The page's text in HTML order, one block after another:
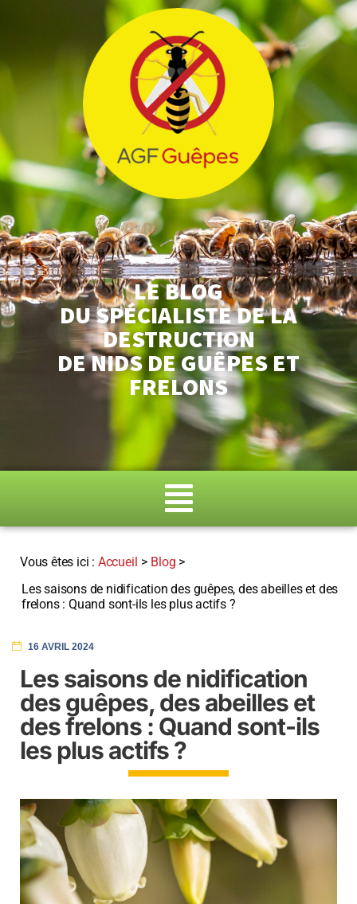
LE BLOG
DU SPÉCIALISTE DE LA
DESTRUCTION
DE NIDS DE GUÊPES ET
FRELONS
Accueil > Blog >
Les saisons de nidification des guêpes, des abeilles et des
frelons : Quand sont-ils les plus actifs ?
16 AVRIL 2024
Les saisons de nidification
des guêpes, des abeilles et
des frelons : Quand sont-ils
les plus actifs ?